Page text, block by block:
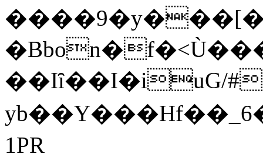
��Iȋ��I�iuG/
yb��Y���Hf�
1PR